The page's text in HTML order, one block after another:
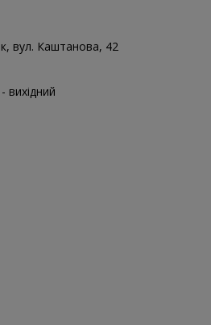
Мішки для стрибків, 4 шт
вул. Каштанова, 42
вихідний